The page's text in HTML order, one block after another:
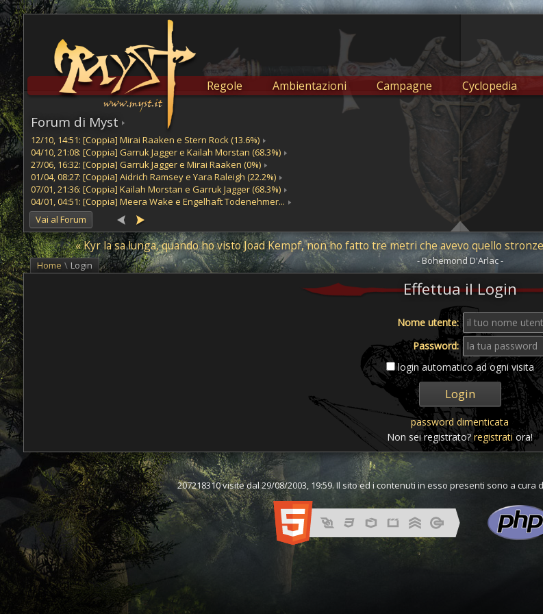
Regole Ambientazioni Campagne Cyclopedia
Forum di Myst
12/10, 14:51: [Coppia] Mirai Raaken e Stern Rock (13.6%)
04/10, 21:08: [Coppia] Garruk Jagger e Kailah Morstan (68.3%)
27/06, 16:32: [Coppia] Garruk Jagger e Mirai Raaken (0%)
01/04, 08:27: [Coppia] Aidrich Ramsey e Yara Raleigh (22.2%)
07/01, 21:36: [Coppia] Kailah Morstan e Garruk Jagger (68.3%)
04/01, 04:51: [Coppia] Meera Wake e Engelhaft Todenehmer...
Vai al Forum
« Kyr la sa lunga, quando ho visto Joad Kempf, non ho fatto tre metri che avevo quello
- Bohemond D'Arlac -
Home \ Login
Effettua il Login
Nome utente:
Password:
login automatico ad ogni visita
password dimenticata
Non sei registrato?registratiora!
207218310 visite dal 29/08/2003, 19:59. Il sito ed i contenuti in esso presenti sono a